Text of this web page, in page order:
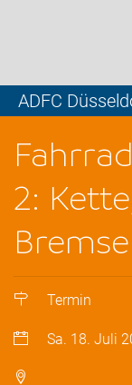
ADFC
2:
Bremse
Termin
Sa. 18. Juli